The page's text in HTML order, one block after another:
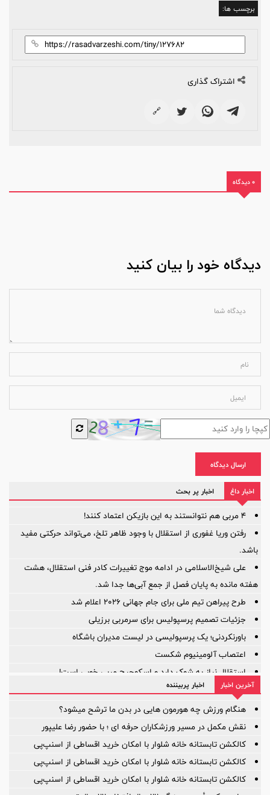
برچسب ها:
اشتراک گذاری
🔗
0 دیدگاه
دیدگاه خود را بیان کنید
ارسال دیدگاه
اخبار داغ اخبار پر بحث
۴ مربی هم نتوانستند به این بازیکن اعتماد کنند!
رفتن وریا غفوری از استقلال با وجود ظاهر تلخ، می‌تواند حرکتی مفید
باشد.
علی شیخ‌الاسلامی در ادامه موج تغییرات کادر فنی استقلال، هشت
هفته مانده به پایان فصل از جمع آبی‌ها جدا شد.
طرح پیراهن تیم ملی برای جام جهانی ۲۰۲۶ اعلام شد
جزئیات تصمیم پرسپولیس برای سرمربی برزیلی
باورنکردنی؛ یک پرسپولیسی در لیست مدیران باشگاه
اعتصاب آلومینیوم شکست
استقلال نیاز به شوک دارد و اسکوچیچ مربی خوبی است!
آیا ستون خط میانی ترک برداشته است؟
بازی‌ها یکی پس از دیگری لغو شد؛
آخرین اخبار اخبار پربیننده
هنگام ورزش چه هورمون هایی در بدن ما ترشح میشود؟
نقش مکمل در مسیر ورزشکاران حرفه ای ؛ با حضور رضا علیپور
کالکشن تابستانه خانه شلوار با امکان خرید اقساطی از اسنپ‌پی
کالکشن تابستانه خانه شلوار با امکان خرید اقساطی از اسنپ‌پی
کالکشن تابستانه خانه شلوار با امکان خرید اقساطی از اسنپ‌پی